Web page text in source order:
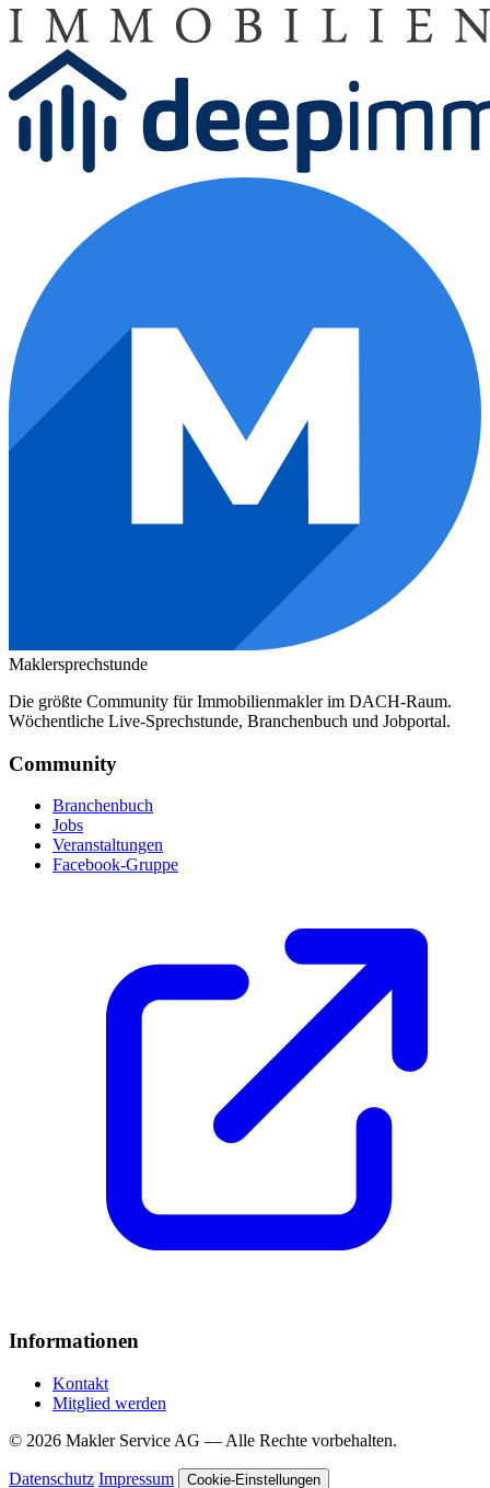
Maklersprechstunde
Die größte Community für Immobilienmakler im DACH-Raum.
Wöchentliche Live-Sprechstunde, Branchenbuch und Jobportal.
Community
Branchenbuch
Jobs
Veranstaltungen
Facebook-Gruppe
Informationen
Kontakt
Mitglied werden
© 2026 Makler Service AG — Alle Rechte vorbehalten.
Datenschutz Impressum Cookie-Einstellungen